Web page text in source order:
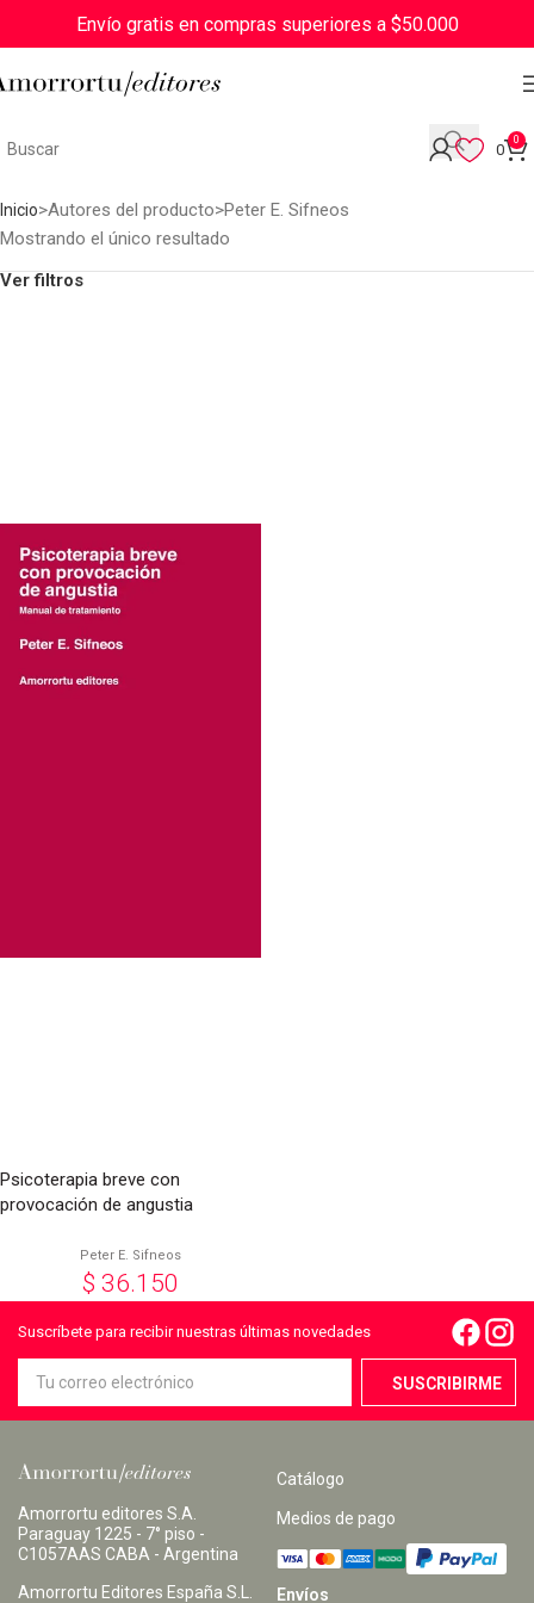
Envío gratis en compras superiores a $50.000
0
0
Inicio Autores del producto Peter E. Sifneos
Mostrando el único resultado
Ver filtros
Psicoterapia breve con
provocación de angustia
Peter E. Sifneos
$ 36.150
Suscríbete para recibir nuestras últimas novedades
Amorrortu editores S.A.
Paraguay 1225 - 7° piso -
C1057AAS CABA - Argentina
Amorrortu Editores España S.L.
Catálogo
Medios de pago
Envíos